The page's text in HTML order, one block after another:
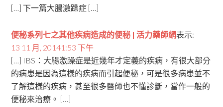
[…] 下一篇大腸激躁症 […]
便秘系列七之其他疾病造成的便秘 | 活力藥師網表示:
13 11 月, 20141:53 下午
[…] IBS：大腸激躁症是近幾年才定義的疾病，有很大部分
的病患是因為這樣的疾病而引起便秘，可是很多病患並不
了解這樣的疾病，甚至很多醫師也不懂診斷，當作一般的
便秘來治療。 […]